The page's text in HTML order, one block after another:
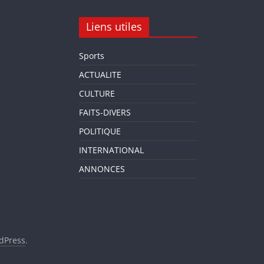
Liens utiles
Sports
ACTUALITE
CULTURE
FAITS-DIVERS
POLITIQUE
INTERNATIONAL
ANNONCES
.